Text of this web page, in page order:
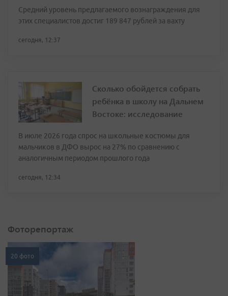
Средний уровень предлагаемого вознаграждения для
этих специалистов достиг 189 847 рублей за вахту
сегодня, 12:37
Сколько обойдется собрать
ребёнка в школу на Дальнем
Востоке: исследование
В июле 2026 года спрос на школьные костюмы для
мальчиков в ДФО вырос на 27% по сравнению с
аналогичным периодом прошлого года
сегодня, 12:34
Фоторепортаж
20 фото